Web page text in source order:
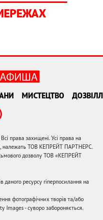
МИСТЕЦТВО
права захищені. Усі права на
належать ТОВ КЕПРЕЙТ ПАРТНЕРС.
дозволу ТОВ «КЕПРЕЙТ
даного ресурсу гіперпосилання на
фотографічних творів та/або
Images - суворо забороняється.